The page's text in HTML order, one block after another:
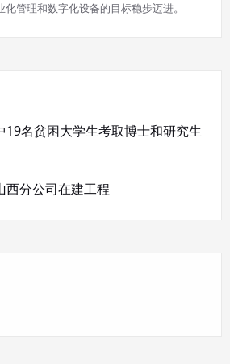
管理和数字化设备的目标稳步迈进。
19名贫困大学生考取博士和研究生
西分公司在建工程